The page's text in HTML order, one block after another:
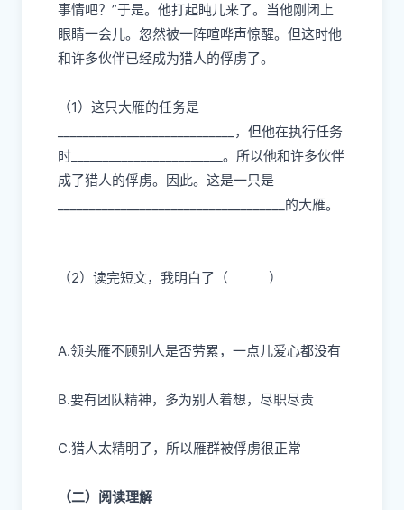
事情吧？”于是。他打起盹儿来了。当他刚闭上
眼睛一会儿。忽然被一阵喧哗声惊醒。但这时他
和许多伙伴已经成为猎人的俘虏了。
（1）这只大雁的任务是
____________________________，但他在执行任务
时________________________。所以他和许多伙伴
成了猎人的俘虏。因此。这是一只是
____________________________________的大雁。
（2）读完短文，我明白了（ ）
A.领头雁不顾别人是否劳累，一点儿爱心都没有
B.要有团队精神，多为别人着想，尽职尽责
C.猎人太精明了，所以雁群被俘虏很正常
（二）阅读理解